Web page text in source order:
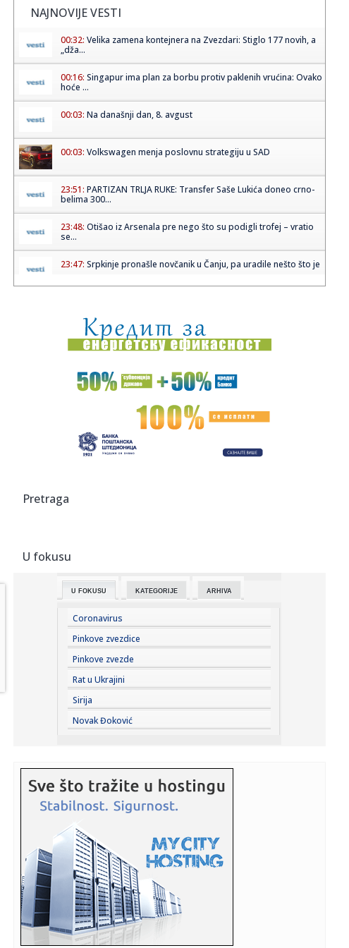
NAJNOVIJE VESTI
00:32: Velika zamena kontejnera na Zvezdari: Stiglo 177 novih, a
„dža...
00:16: Singapur ima plan za borbu protiv paklenih vrućina: Ovako
hoće ...
00:03: Na današnji dan, 8. avgust
00:03: Volkswagen menja poslovnu strategiju u SAD
23:51: PARTIZAN TRLJA RUKE: Transfer Saše Lukića doneo crno-
belima 300...
23:48: Otišao iz Arsenala pre nego što su podigli trofej – vratio
se...
23:47: Srpkinje pronašle novčanik u Čanju, pa uradile nešto što je
23:42:Kraj za Aleksandru i Anu: Eliminisane već na startu
23:35:"Nema lakih utakmica, ali mi smo Vojvodina"
Ribakina sigurna u Torontu
23:32:Brenin potez posle pada razbesneo javnost: Devojka joj
na ene...
23:25:
23:24:
Ako ste planirali da kupite polovan automobil u Nemačkoj,
23:22:KAKVA PORUKA PRED NASTAVAK SEZONE: Srbija nadigrala
Rusiju posle ...
23:21:Nestao nakit vrijedan 10.000 evra: Snimak otkrio krajnje
neobičn...
23:21:Krvoproliće u Gracu: Turčin izbo muškarca iz BiH i još
dvojic...
23:21: Pucano na vilu bogatog srpskog trgovca nekretninama u
Minhenu
23:21:
može biti o...
23:21:Teška saobraćajka u Prijedoru: Povrijeđen vozač motora
23:21:U Zvorniku nastupali guslari iz Srbije, Crne Gore i
Republike Srp...
23:21:Burna noć u Vitezu i Novom Travniku: Eksplozivna naprava
Pretraga
U fokusu
U FOKUSU KATEGORIJE ARHIVA
Coronavirus
Pinkove zvezdice
Pinkove zvezde
Rat u Ukrajini
Sirija
Novak Đoković